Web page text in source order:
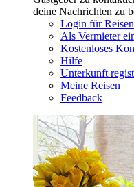
deine Nachrichten zu
Login für
Als Vermieter
Kostenloses
Hilfe
Unterkunft
Meine Reisen
Feedback